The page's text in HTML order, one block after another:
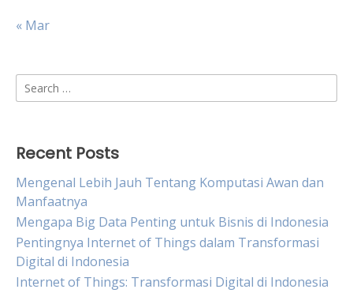
« Mar
Search
for:
Recent Posts
Mengenal Lebih Jauh Tentang Komputasi Awan dan
Manfaatnya
Mengapa Big Data Penting untuk Bisnis di Indonesia
Pentingnya Internet of Things dalam Transformasi
Digital di Indonesia
Internet of Things: Transformasi Digital di Indonesia